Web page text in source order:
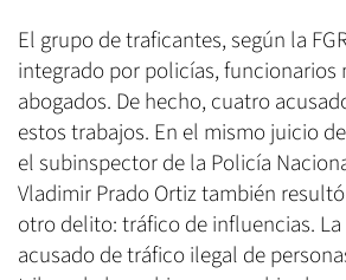
El grupo de traficantes, según la
integrado por policías, funcionarios
abogados. De hecho, cuatro
estos trabajos. En el mismo juicio
el subinspector de la Policía
Vladimir Prado Ortiz también
otro delito: tráfico de influencias. La
acusado de tráfico ilegal de